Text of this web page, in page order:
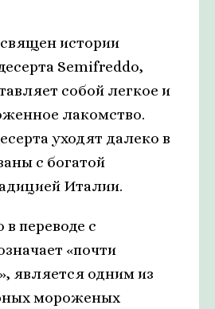
истории
Semifreddo,
собой легкое и
лакомство.
уходят далеко в
с богатой
Италии.
в переводе с
«почти
является одним из
мороженых